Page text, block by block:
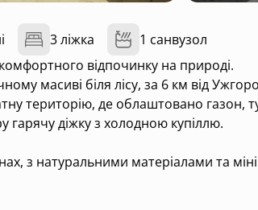
3 ліжка
1 санвузол
відпочинку на природі.
масиві біля лісу, за 6 км від
територію, де облаштовано газон,
гарячу діжку з холодною купіллю.
з натуральними матеріалами та
кухня, санвузол, простора вітальня,
гостей.